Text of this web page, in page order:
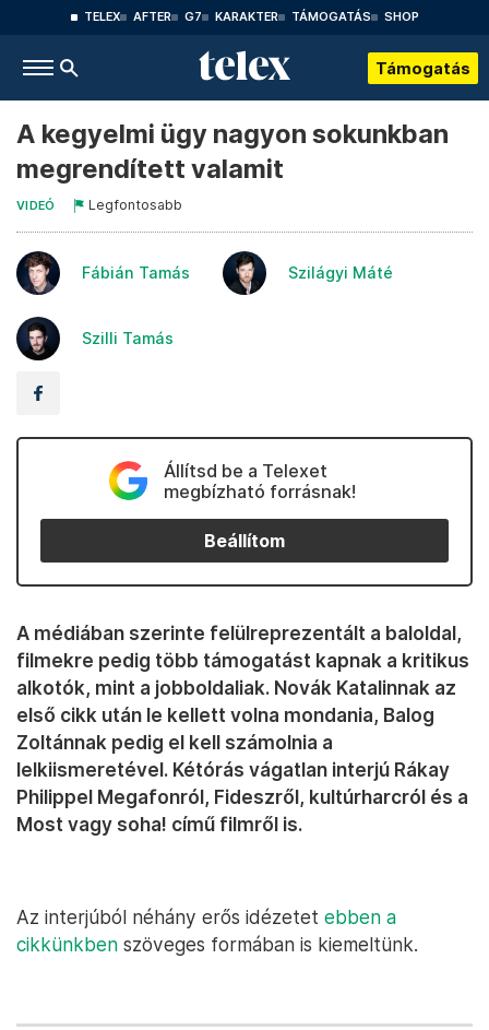
TELEX AFTER G7 KARAKTER TÁMOGATÁS SHOP
Támogatás
A kegyelmi ügy nagyon sokunkban
megrendített valamit
VIDEÓ Legfontosabb
Fábián Tamás Szilágyi Máté
Szilli Tamás
Állítsd be a Telexet
megbízható forrásnak!
Beállítom
A médiában szerinte felülreprezentált a baloldal,
filmekre pedig több támogatást kapnak a kritikus
alkotók, mint a jobboldaliak. Novák Katalinnak az
első cikk után le kellett volna mondania, Balog
Zoltánnak pedig el kell számolnia a
lelkiismeretével. Kétórás vágatlan interjú Rákay
Philippel Megafonról, Fideszről, kultúrharcról és a
Most vagy soha! című filmről is.
Az interjúból néhány erős idézetet ebben a
cikkünkben szöveges formában is kiemeltünk.